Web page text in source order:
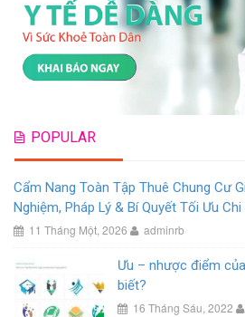
POPULAR
Cẩm Nang Toàn Tập Thuê Chung Cư
Nghiệm, Pháp Lý & Bí Quyết Tối Ưu Chi
11 Tháng Một, 2026 adminrb
Ưu – nhược điểm
biết?
16 Tháng Sáu, 2022